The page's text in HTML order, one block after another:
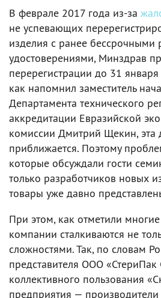
В феврале 2017 года из-за
не успевающих
изделия с ранее бессрочными
удостоверениями, Минздрав
перерегистрации до 31
как напомнил заместитель
Департамента технического
аккредитации Евразийской
комиссии Дмитрий Щекин, эта
приближается. Поэтому
которые обсуждали гости
только разработчиков новых
товары уже давно
При этом, как отметили
компании сталкиваются не
сложностями. Так, по словам
представителя ООО «СтериПак
коллективного пользования
предприятия —